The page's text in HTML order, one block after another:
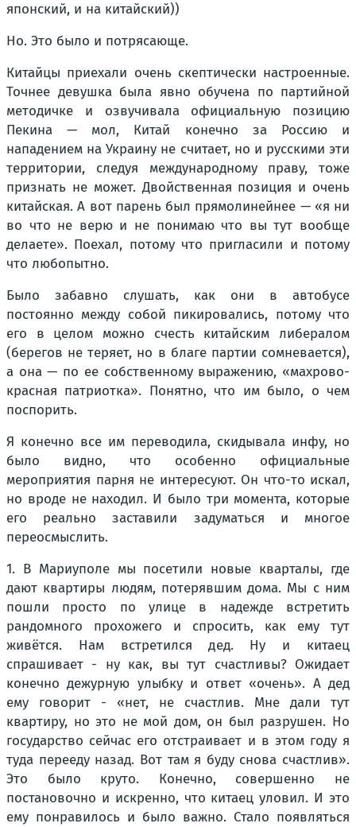
японский, и на китайский))
Но. Это было и потрясающе.
Китайцы приехали очень скептически настроенные.
Точнее девушка была явно обучена по партийной
методичке и озвучивала официальную позицию
Пекина — мол, Китай конечно за Россию и
нападением на Украину не считает, но и русскими эти
территории, следуя международному праву, тоже
признать не может. Двойственная позиция и очень
китайская. А вот парень был прямолинейнее — «я ни
во что не верю и не понимаю что вы тут вообще
делаете». Поехал, потому что пригласили и потому
что любопытно.
Было забавно слушать, как они в автобусе
постоянно между собой пикировались, потому что
его в целом можно счесть китайским либералом
(берегов не теряет, но в благе партии сомневается),
а она — по ее собственному выражению, «махрово-
красная патриотка». Понятно, что им было, о чем
поспорить.
Я конечно все им переводила, скидывала инфу, но
было видно, что особенно официальные
мероприятия парня не интересуют. Он что-то искал,
но вроде не находил. И было три момента, которые
его реально заставили задуматься и многое
переосмыслить.
1. В Мариуполе мы посетили новые кварталы, где
дают квартиры людям, потерявшим дома. Мы с ним
пошли просто по улице в надежде встретить
рандомного прохожего и спросить, как ему тут
живётся. Нам встретился дед. Ну и китаец
спрашивает - ну как, вы тут счастливы? Ожидает
конечно дежурную улыбку и ответ «очень». А дед
ему говорит - «нет, не счастлив. Мне дали тут
квартиру, но это не мой дом, он был разрушен. Но
государство сейчас его отстраивает и в этом году я
туда перееду назад. Вот там я буду снова счастлив».
Это было круто. Конечно, совершенно не
постановочно и искренно, что китаец уловил. И это
ему понравилось и было важно. Стало появляться